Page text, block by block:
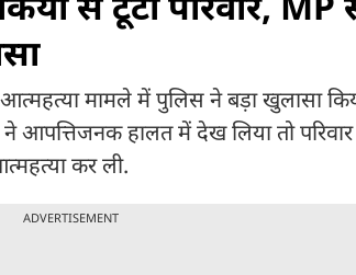
मामले में पुलिस ने बड़ा खुलासा
आपत्तिजनक हालत में देख लिया तो
कर ली.
ADVERTISEMENT